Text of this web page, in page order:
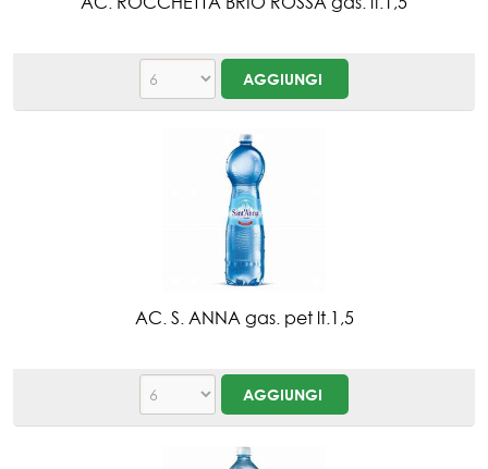
AC. S. ANNA gas. pet lt.1,5